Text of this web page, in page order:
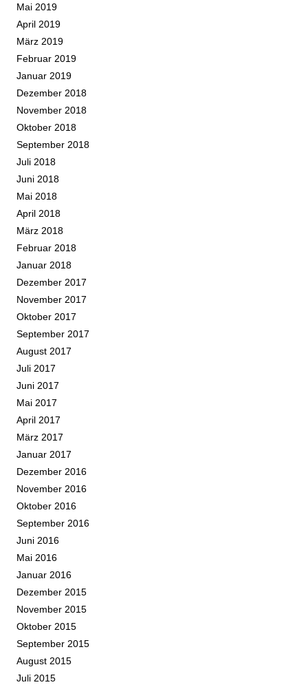
Mai 2019
April 2019
März 2019
Februar 2019
Januar 2019
Dezember 2018
November 2018
Oktober 2018
September 2018
Juli 2018
Juni 2018
Mai 2018
April 2018
März 2018
Februar 2018
Januar 2018
Dezember 2017
November 2017
Oktober 2017
September 2017
August 2017
Juli 2017
Juni 2017
Mai 2017
April 2017
März 2017
Januar 2017
Dezember 2016
November 2016
Oktober 2016
September 2016
Juni 2016
Mai 2016
Januar 2016
Dezember 2015
November 2015
Oktober 2015
September 2015
August 2015
Juli 2015